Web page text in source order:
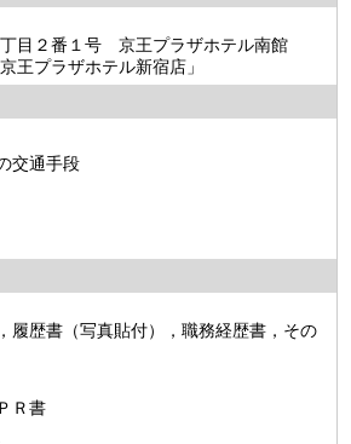
目２番１号 京王プラザホテル南館
王プラザホテル新宿店」
交通手段
履歴書（写真貼付），職務経歴書，その
Ｒ書